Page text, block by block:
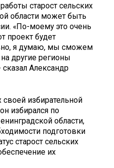
старост сельских
области может быть
«По-моему это очень
проект будет
я думаю, мы сможем
другие регионы
Александр
избирательной
избирался по
области,
подготовки
старост сельских
их